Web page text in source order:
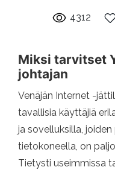
4312
Miksi tarvitset
johtajan
Venäjän Internet -
tavallisia käyttäjiä
ja sovelluksilla,
tietokoneella, on
Tietysti useimmissa